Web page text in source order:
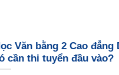
Văn bằng 2 Cao đẳng
cần thi tuyển đầu vào?